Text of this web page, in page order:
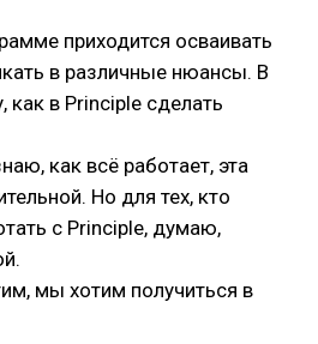
приходится осваивать
в различные нюансы. В
как в Principle сделать
как всё работает, эта
Но для тех, кто
с Principle, думаю,
мы хотим получиться в